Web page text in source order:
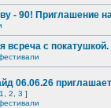
- 90! Приглашение
всреча с покатушкой.
06.06.26
1 2 3 ]